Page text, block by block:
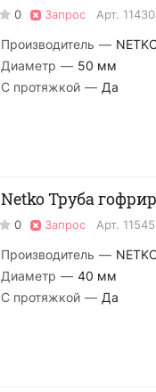
0 Запрос Арт.
Производитель —
Диаметр — 50 мм
С протяжкой — Да
Netko Труба
0 Запрос Арт.
Производитель —
Диаметр — 40 мм
С протяжкой — Да